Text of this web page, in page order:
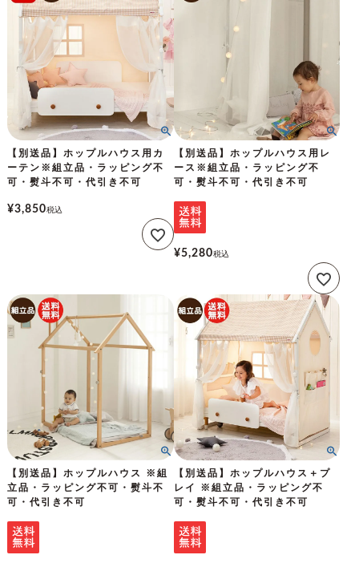
【別送品】ホップルハウス用カ
ーテン※組立品・ラッピング不
可・熨斗不可・代引き不可
¥3,850税込
【別送品】ホップルハウス用レ
ース※組立品・ラッピング不
可・熨斗不可・代引き不可
¥5,280税込
【別送品】ホップルハウス ※組
立品・ラッピング不可・熨斗不
可・代引き不可
【別送品】ホップルハウス＋プ
レイ ※組立品・ラッピング不
可・熨斗不可・代引き不可